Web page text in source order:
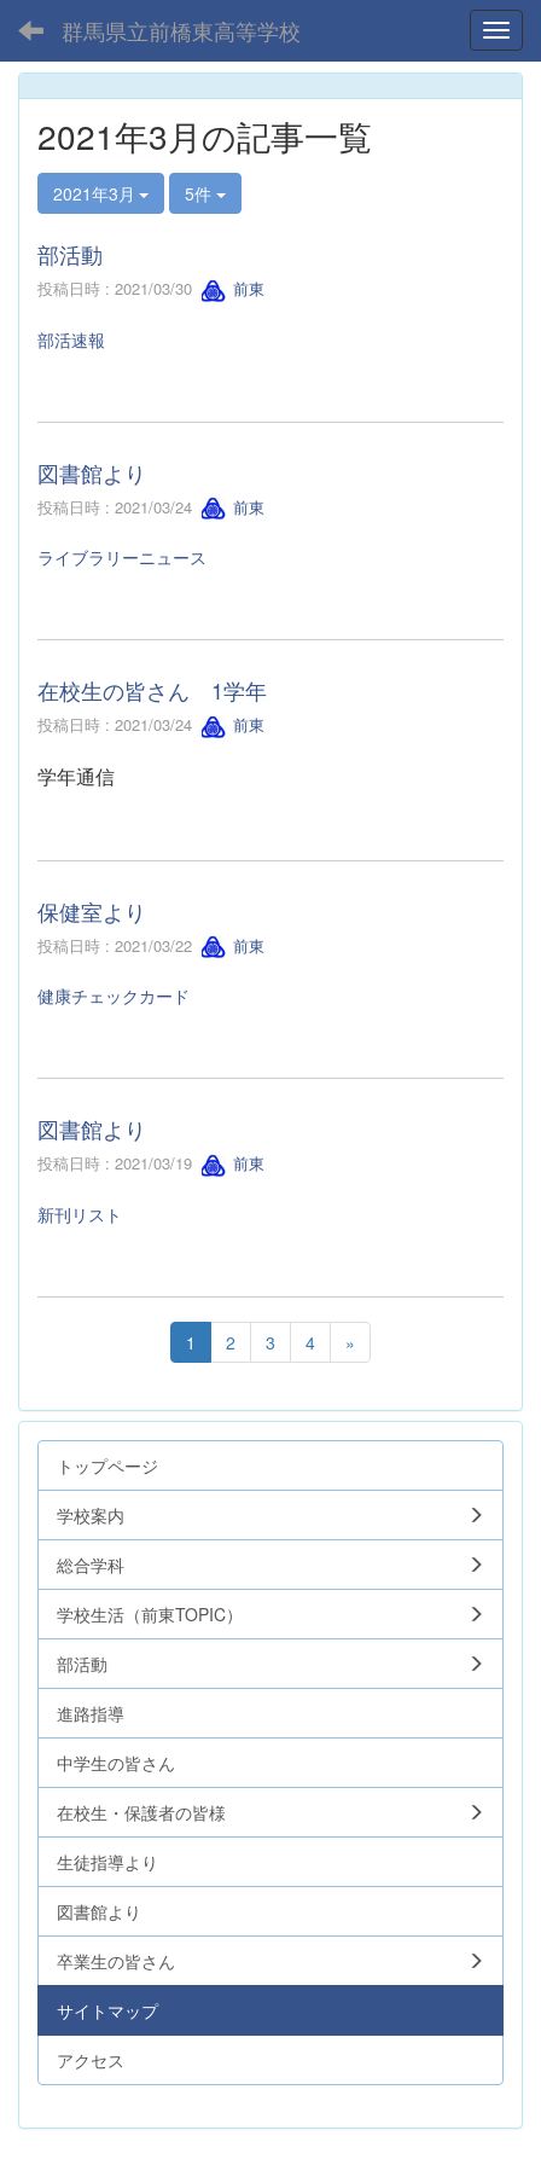
群馬県立前橋東高等学校
2021年3月の記事一覧
2021年3月 5件
部活動
投稿日時 : 2021/03/30 前東
部活速報
図書館より
投稿日時 : 2021/03/24 前東
ライブラリーニュース
在校生の皆さん 1学年
投稿日時 : 2021/03/24 前東
学年通信
保健室より
投稿日時 : 2021/03/22 前東
健康チェックカード
図書館より
投稿日時 : 2021/03/19 前東
新刊リスト
1 2 3 4 »
トップページ
学校案内
総合学科
学校生活（前東TOPIC）
部活動
進路指導
中学生の皆さん
在校生・保護者の皆様
生徒指導より
図書館より
卒業生の皆さん
サイトマップ
アクセス